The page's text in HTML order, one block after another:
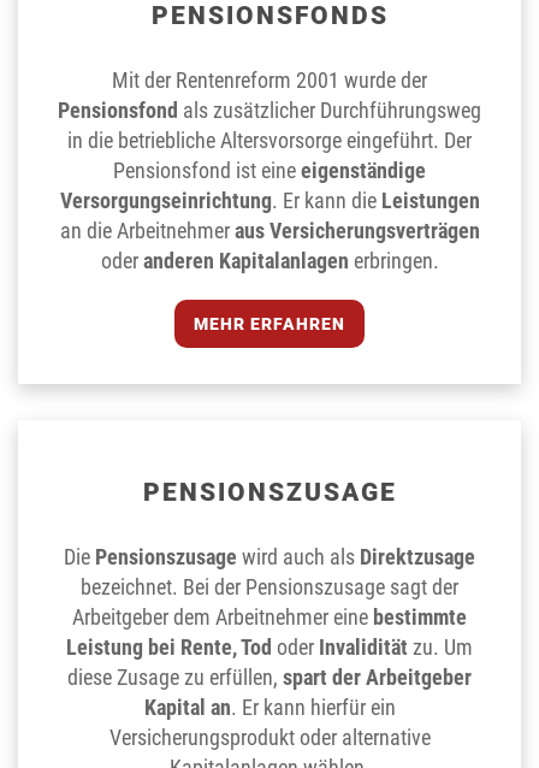
PENSIONS­FONDS
Mit der Rentenreform 2001 wurde der
Pensionsfond als zusätzlicher Durchführungsweg
in die betriebliche Altersvorsorge eingeführt. Der
Pensionsfond ist eineeigenständige
Versorgungseinrichtung. Er kann die Leistungen
an die Arbeitnehmeraus Versicherungsverträgen
oderanderen Kapitalanlagen erbringen.
MEHR ERFAHREN
PENSIONSZUSAGE
Die Pensionszusage wird auch als Direktzusage
bezeichnet. Bei der Pensionszusage sagt der
Arbeitgeber dem Arbeitnehmer eine bestimmte
Leistung bei Rente, Tod oder Invalidität zu. Um
diese Zusage zu erfüllen, spart der Arbeitgeber
Kapital an. Er kann hierfür ein
Versicherungsprodukt oder alternative